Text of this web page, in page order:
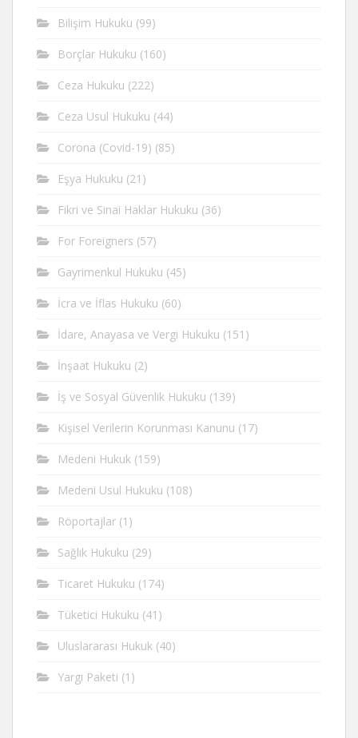
Bilişim Hukuku (99)
Borçlar Hukuku (160)
Ceza Hukuku (222)
Ceza Usul Hukuku (44)
Corona (Covid-19) (85)
Eşya Hukuku (21)
Fikri ve Sinai Haklar Hukuku (36)
For Foreigners (57)
Gayrimenkul Hukuku (45)
İcra ve İflas Hukuku (60)
İdare, Anayasa ve Vergi Hukuku (151)
İnşaat Hukuku (2)
İş ve Sosyal Güvenlik Hukuku (139)
Kişisel Verilerin Korunması Kanunu (17)
Medeni Hukuk (159)
Medeni Usul Hukuku (108)
Röportajlar (1)
Sağlık Hukuku (29)
Ticaret Hukuku (174)
Tüketici Hukuku (41)
Uluslararası Hukuk (40)
Yargı Paketi (1)